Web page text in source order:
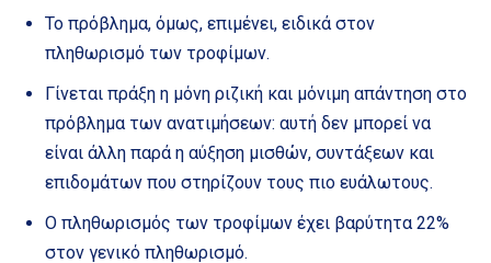
Το πρόβλημα, όμως, επιμένει, ειδικά στον
πληθωρισμό των τροφίμων.
Γίνεται πράξη η μόνη ριζική και μόνιμη απάντηση στο
πρόβλημα των ανατιμήσεων: αυτή δεν μπορεί να
είναι άλλη παρά η αύξηση μισθών, συντάξεων και
επιδομάτων που στηρίζουν τους πιο ευάλωτους.
Ο πληθωρισμός των τροφίμων έχει βαρύτητα 22%
στον γενικό πληθωρισμό.